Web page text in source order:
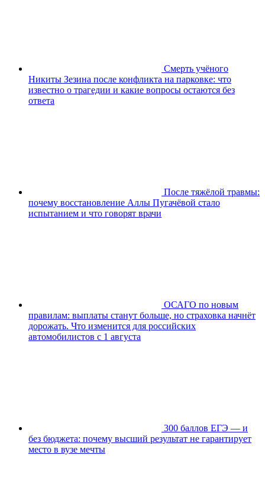
Смерть учёного
Никиты Зезина после конфликта на парковке: что
известно о трагедии и какие вопросы остаются без
ответа
После тяжёлой травмы:
почему восстановление Аллы Пугачёвой стало
испытанием и что говорят врачи
ОСАГО по новым
правилам: выплаты станут больше, но страховка начнёт
дорожать. Что изменится для российских
автомобилистов с 1 августа
300 баллов ЕГЭ — и
без бюджета: почему высший результат не гарантирует
место в вузе мечты